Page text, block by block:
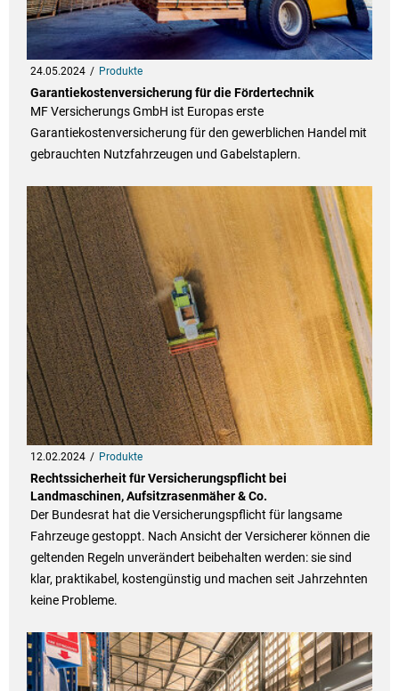
24.05.2024 Produkte
Garantiekostenversicherung für die Fördertechnik
MF Versicherungs GmbH ist Europas erste
Garantiekostenversicherung für den gewerblichen Handel mit
gebrauchten Nutzfahrzeugen und Gabelstaplern.
12.02.2024 Produkte
Rechtssicherheit für Versicherungspflicht bei
Landmaschinen, Aufsitzrasenmäher & Co.
Der Bundesrat hat die Versicherungspflicht für langsame
Fahrzeuge gestoppt. Nach Ansicht der Versicherer können die
geltenden Regeln unverändert beibehalten werden: sie sind
klar, praktikabel, kostengünstig und machen seit Jahrzehnten
keine Probleme.